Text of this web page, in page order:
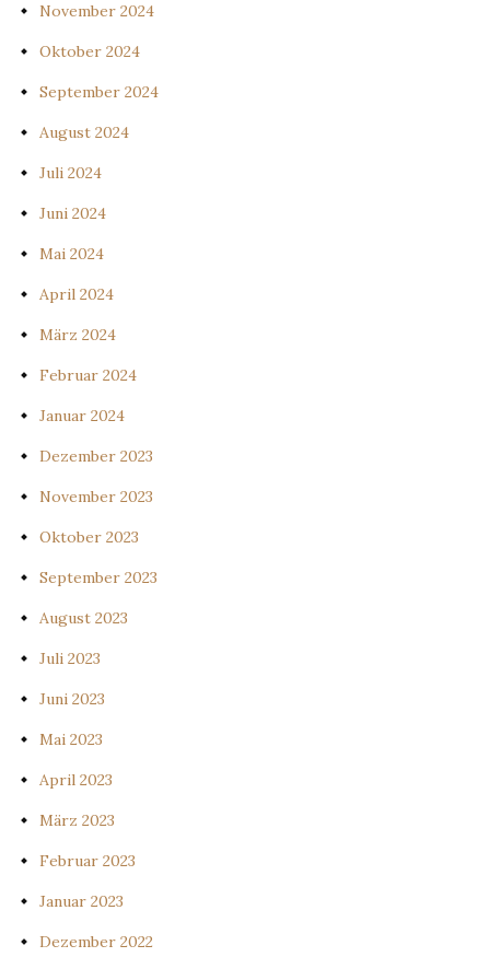
November 2024
Oktober 2024
September 2024
August 2024
Juli 2024
Juni 2024
Mai 2024
April 2024
März 2024
Februar 2024
Januar 2024
Dezember 2023
November 2023
Oktober 2023
September 2023
August 2023
Juli 2023
Juni 2023
Mai 2023
April 2023
März 2023
Februar 2023
Januar 2023
Dezember 2022